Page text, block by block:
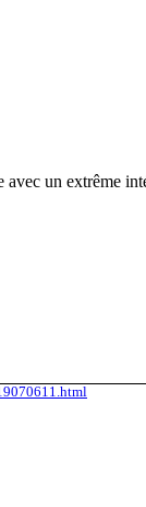
un extrême